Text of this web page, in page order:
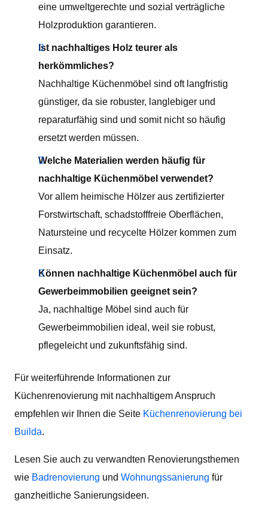
eine umweltgerechte und sozial verträgliche
Holzproduktion garantieren.
Ist nachhaltiges Holz teurer als
herkömmliches?
Nachhaltige Küchenmöbel sind oft langfristig
günstiger, da sie robuster, langlebiger und
reparaturfähig sind und somit nicht so häufig
ersetzt werden müssen.
Welche Materialien werden häufig für
nachhaltige Küchenmöbel verwendet?
Vor allem heimische Hölzer aus zertifizierter
Forstwirtschaft, schadstofffreie Oberflächen,
Natursteine und recycelte Hölzer kommen zum
Einsatz.
Können nachhaltige Küchenmöbel auch für
Gewerbeimmobilien geeignet sein?
Ja, nachhaltige Möbel sind auch für
Gewerbeimmobilien ideal, weil sie robust,
pflegeleicht und zukunftsfähig sind.
Für weiterführende Informationen zur
Küchenrenovierung mit nachhaltigem Anspruch
empfehlen wir Ihnen die Seite Küchenrenovierung bei
Builda.
Lesen Sie auch zu verwandten Renovierungsthemen
wie Badrenovierung und Wohnungssanierung für
ganzheitliche Sanierungsideen.